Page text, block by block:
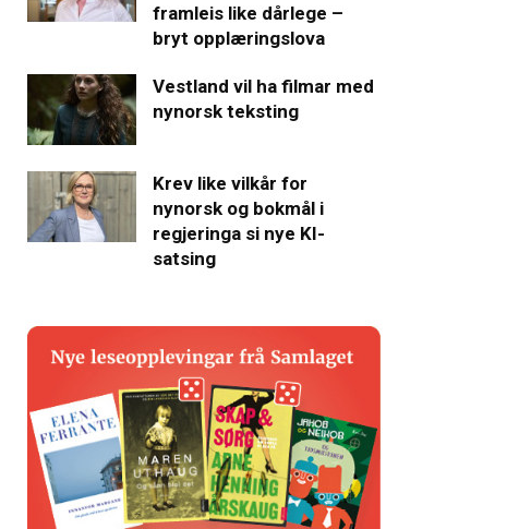
framleis like dårlege –
bryt opplæringslova
Vestland vil ha filmar med
nynorsk teksting
Krev like vilkår for
nynorsk og bokmål i
regjeringa si nye KI-
satsing